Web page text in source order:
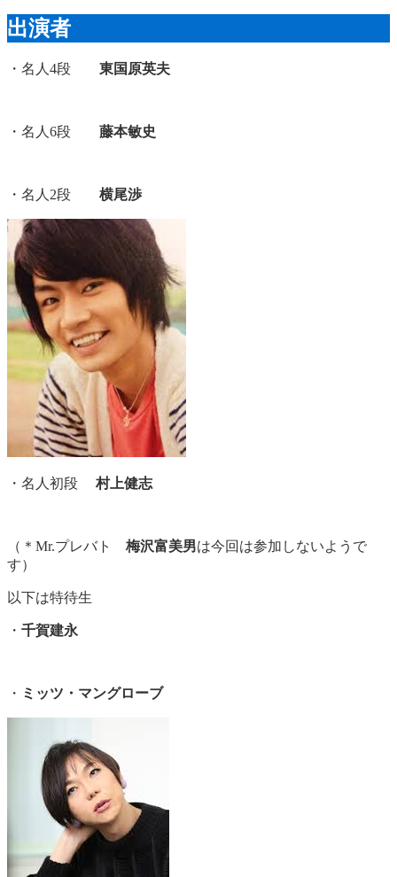
出演者
・名人4段 東国原英夫
・名人6段 藤本敏史
・名人2段 横尾渉
・名人初段 村上健志
（＊Mr.プレバト 梅沢富美男は今回は参加しないようで
す）
以下は特待生
・ 千賀建永
・ ミッツ・マングローブ